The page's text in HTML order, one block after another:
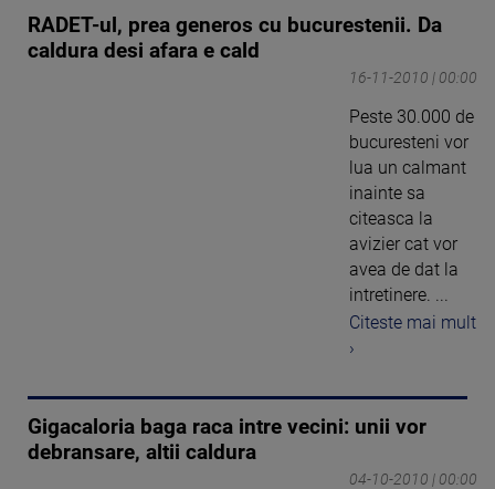
RADET-ul, prea generos cu bucurestenii. Da
caldura desi afara e cald
16-11-2010 | 00:00
Peste 30.000 de
bucuresteni vor
lua un calmant
inainte sa
citeasca la
avizier cat vor
avea de dat la
intretinere. ...
Citeste mai mult
›
Gigacaloria baga raca intre vecini: unii vor
debransare, altii caldura
04-10-2010 | 00:00